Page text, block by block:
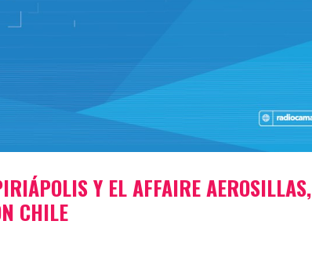
Y EL AFFAIRE AEROSILLAS,
CHILE